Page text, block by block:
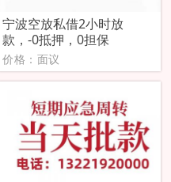
宁波空放私借2小时放
款，-0抵押，0担保
价格：面议